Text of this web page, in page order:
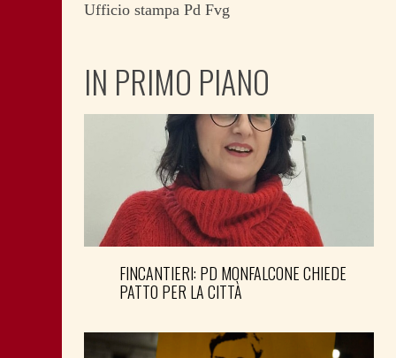
Ufficio stampa Pd Fvg
IN PRIMO PIANO
FINCANTIERI: PD MONFALCONE CHIEDE
PATTO PER LA CITTÀ